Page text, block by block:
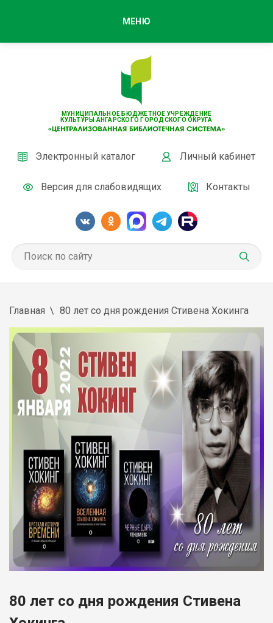
МУНИЦИПАЛЬНОЕ БЮДЖЕТНОЕ УЧРЕЖДЕНИЕ
КУЛЬТУРЫ АНГАРСКОГО ГОРОДСКОГО ОКРУГА
Электронный каталог Личный кабинет
Версия для слабовидящих Контакты
МЕНЮ
Главная 80 лет со дня рождения Стивена Хокинга
80 лет со дня рождения Стивена